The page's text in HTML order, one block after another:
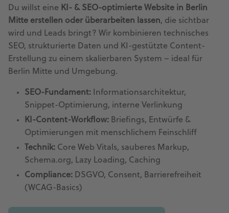
Du willst eine KI- & SEO-optimierte Website in Berlin
Mitte erstellen oder überarbeiten lassen, die sichtbar
wird und Leads bringt? Wir kombinieren technisches
SEO, strukturierte Daten und KI-gestützte Content-
Erstellung zu einem skalierbaren System – ideal für
Berlin Mitte und Umgebung.
SEO-Fundament: Informationsarchitektur,
Snippet-Optimierung, interne Verlinkung
KI-Content-Workflow: Briefings, Entwürfe &
Optimierungen mit menschlichem Feinschliff
Technik: Core Web Vitals, sauberes Markup,
Schema.org, Lazy Loading, Caching
Compliance: DSGVO, Consent, Barrierefreiheit
(WCAG-Basics)